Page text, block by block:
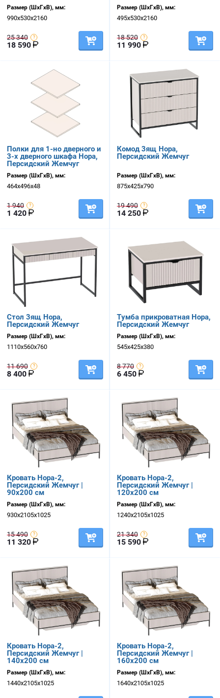
Размер (ШхГхВ), мм:
990х530х2160
25 340
18 590
Размер (ШхГхВ), мм:
495х530х2160
18 520
11 990
Полки для 1-но дверного и
3-х дверного шкафа Нора,
Персидский Жемчуг
Размер (ШхГхВ), мм:
464х496х48
1 940
1 420
Комод 3ящ Нора,
Персидский Жемчуг
Размер (ШхГхВ), мм:
875х425х790
19 490
14 250
Стол 3ящ Нора,
Персидский Жемчуг
Размер (ШхГхВ), мм:
1110х560х760
11 690
8 400
Тумба прикроватная Нора,
Персидский Жемчуг
Размер (ШхГхВ), мм:
545х425х380
8 770
6 450
Кровать Нора-2,
Персидский Жемчуг |
90х200 см
Размер (ШхГхВ), мм:
930х2105х1025
15 490
11 320
Кровать Нора-2,
Персидский Жемчуг |
120х200 см
Размер (ШхГхВ), мм:
1240х2105х1025
21 340
15 590
Кровать Нора-2,
Персидский Жемчуг |
140х200 см
Размер (ШхГхВ), мм:
1440х2105х1025
Кровать Нора-2,
Персидский Жемчуг |
160х200 см
Размер (ШхГхВ), мм:
1640х2105х1025